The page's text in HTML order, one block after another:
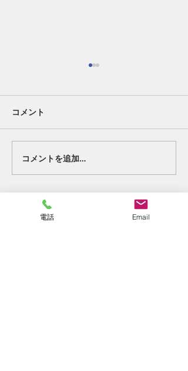
好転反応②。
コメント
コメントを追加…
電話 Email